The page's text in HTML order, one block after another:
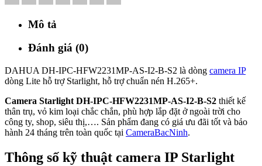
Mô tả
Đánh giá (0)
DAHUA DH-IPC-HFW2231MP-AS-I2-B-S2 là dòng camera IP
dòng Lite hỗ trợ Starlight, hỗ trợ chuẩn nén H.265+.
Camera Starlight DH-IPC-HFW2231MP-AS-I2-B-S2 thiết kế
thân trụ, vỏ kim loại chắc chắn, phù hợp lắp đặt ở ngoài trời cho
công ty, shop, siêu thị,…. Sản phẩm đang có giá ưu đãi tốt và bảo
hành 24 tháng trên toàn quốc tại CameraBacNinh.
Thông số kỹ thuật camera IP Starlight